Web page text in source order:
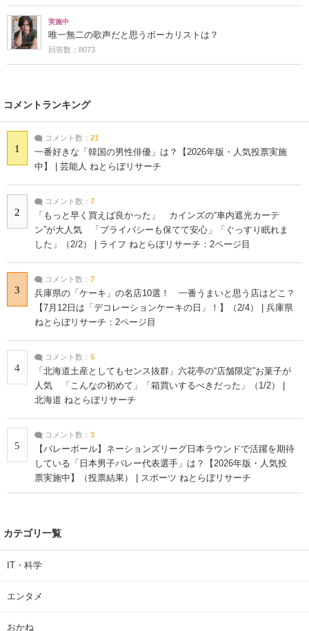
実施中
唯一無二の歌声だと思うボーカリストは？
回答数：8073
コメントランキング
1
コメント数： 21
一番好きな「韓国の男性俳優」は？【2026年版・人気投票実施
中】 | 芸能人 ねとらぼリサーチ
2
コメント数： 7
「もっと早く買えば良かった」 カインズの“車内遮光カーテ
ン”が大人気 「プライバシーも保てて安心」「ぐっすり眠れま
した」（2/2） | ライフ ねとらぼリサーチ：2ページ目
3
コメント数： 7
兵庫県の「ケーキ」の名店10選！ 一番うまいと思う店はどこ？
【7月12日は「デコレーションケーキの日」！】（2/4） | 兵庫県
ねとらぼリサーチ：2ページ目
4
コメント数： 5
「北海道土産としてもセンス抜群」六花亭の“店舗限定”お菓子が
人気 「こんなの初めて」「箱買いするべきだった」（1/2） |
北海道 ねとらぼリサーチ
5
コメント数： 3
【バレーボール】ネーションズリーグ日本ラウンドで活躍を期待
している「日本男子バレー代表選手」は？【2026年版・人気投
票実施中】（投票結果） | スポーツ ねとらぼリサーチ
カテゴリ一覧
IT・科学
エンタメ
おかね